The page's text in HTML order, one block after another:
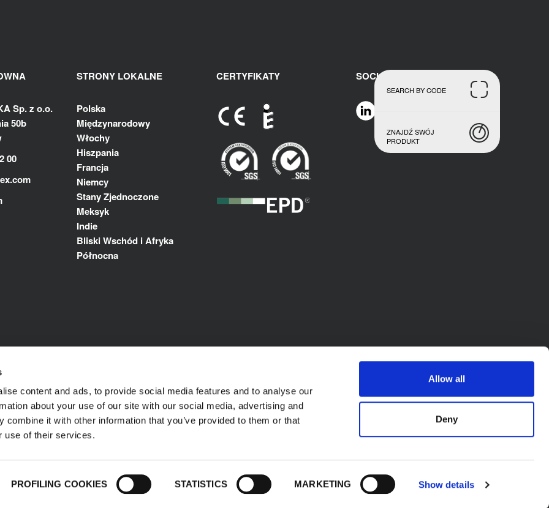
content and ads, to provide social media features and to analyse our
about your use of our site with our social media, advertising and
combine it with other information that you’ve provided to them or that
use of their services.
PROFILING COOKIES STATISTICS MARKETING Show details
Allow all
Deny
SEARCH BY CODE
ZNAJDŹ SWÓJ
PRODUKT
Sp. z o.o.
50b
00
STRONY LOKALNE
Polska
Międzynarodowy
Włochy
Hiszpania
Francja
Niemcy
Stany Zjednoczone
Meksyk
Indie
Bliski Wschód i Afryka
Północna
CERTYFIKATY SOCIAL MEDIAL
prywatności
© 1989-2025 L'ISOLANTE K-FLEX S.p.A. - P.l. IT02423640966. Wszelkie prawa